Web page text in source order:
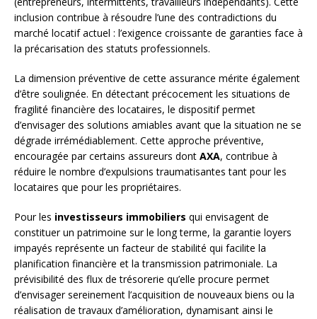
inclusion contribue à résoudre l’une des contradictions du
marché locatif actuel : l’exigence croissante de garanties face à
la précarisation des statuts professionnels.
La dimension préventive de cette assurance mérite également
d’être soulignée. En détectant précocement les situations de
fragilité financière des locataires, le dispositif permet
d’envisager des solutions amiables avant que la situation ne se
dégrade irrémédiablement. Cette approche préventive,
encouragée par certains assureurs dont AXA, contribue à
réduire le nombre d’expulsions traumatisantes tant pour les
locataires que pour les propriétaires.
Pour les investisseurs immobiliers qui envisagent de
constituer un patrimoine sur le long terme, la garantie loyers
impayés représente un facteur de stabilité qui facilite la
planification financière et la transmission patrimoniale. La
prévisibilité des flux de trésorerie qu’elle procure permet
d’envisager sereinement l’acquisition de nouveaux biens ou la
réalisation de travaux d’amélioration, dynamisant ainsi le